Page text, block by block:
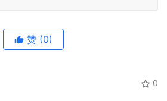
赞 (0)
0